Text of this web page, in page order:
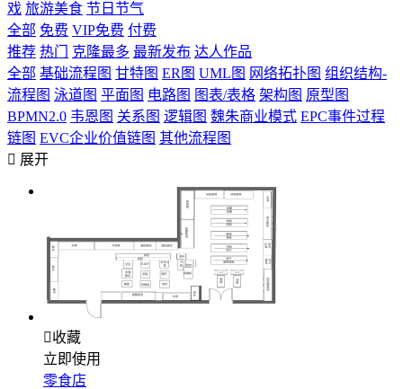
戏 旅游美食 节日节气
全部 免费 VIP免费 付费
推荐 热门 克隆最多 最新发布 达人作品
全部 基础流程图 甘特图 ER图 UML图 网络拓扑图 组织结构-
流程图 泳道图 平面图 电路图 图表/表格 架构图 原型图
BPMN2.0 韦恩图 关系图 逻辑图 魏朱商业模式 EPC事件过程
链图 EVC企业价值链图 其他流程图
 展开
收藏
立即使用
零食店